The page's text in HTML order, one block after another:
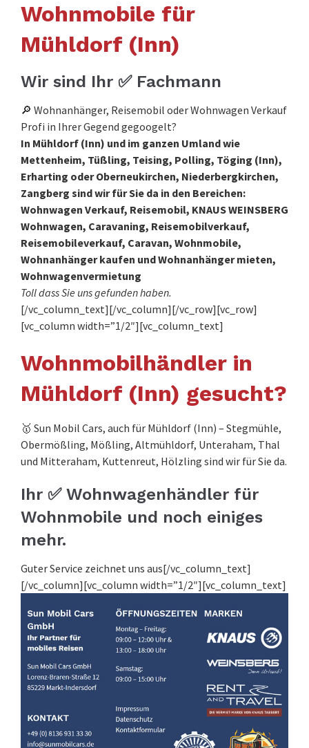
Wohnmobile für
Mühldorf (Inn)
Wir sind Ihr ✅ Fachmann
🔎 Wohnanhänger, Reisemobil oder Wohnwagen Verkauf
Profi in Ihrer Gegend gegoogelt?
In Mühldorf (Inn) und im ganzen Umland wie
Mettenheim, Tüßling, Teising, Polling, Töging (Inn),
Erharting oder Oberneukirchen, Niederbergkirchen,
Zangberg sind wir für Sie da in den Bereichen:
Wohnwagen Verkauf, Reisemobil, KNAUS WEINSBERG
Wohnwagen, Caravaning, Reisemobilverkauf,
Reisemobileverkauf, Caravan, Wohnmobile,
Wohnanhänger kaufen und Wohnanhänger mieten,
Wohnwagenvermietung
Toll dass Sie uns gefunden haben.
[/vc_column_text][/vc_column][/vc_row][vc_row]
[vc_column width=”1/2″][vc_column_text]
Wohnmobilhändler in
Mühldorf (Inn) gesucht?
🥇 Sun Mobil Cars, auch für Mühldorf (Inn) – Stegmühle,
Obermößling, Mößling, Altmühldorf, Unteraham, Thal
und Mitteraham, Kuttenreut, Hölzling sind wir für Sie da.
Ihr ✅ Wohnwagenhändler für
Wohnmobile und noch einiges
mehr.
Guter Service zeichnet uns aus[/vc_column_text]
[/vc_column][vc_column width=”1/2″][vc_column_text]